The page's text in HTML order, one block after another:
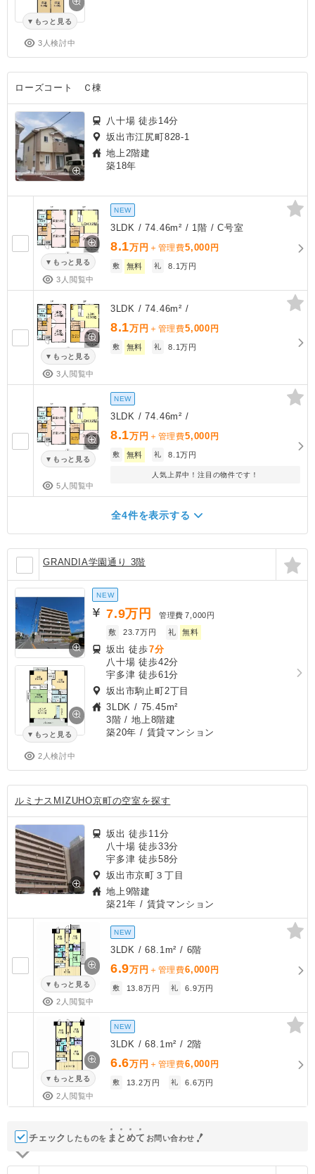
もっと見る
3人検討中
ローズコート Ｃ棟
八十場 徒歩14分
坂出市江尻町828-1
地上2階建
築18年
もっと見る
3人閲覧中
NEW
3LDK / 74.46m² / 1階 / C号室
8.1万円 ＋管理費5,000 円
敷 無料 礼 8.1万円
もっと見る
3人閲覧中
3LDK / 74.46m² /
8.1万円 ＋管理費5,000 円
敷 無料 礼 8.1万円
もっと見る
5人閲覧中
NEW
3LDK / 74.46m² /
8.1万円 ＋管理費5,000 円
敷 無料 礼 8.1万円
人気上昇中！注目の物件です！
全4件を表示する
GRANDIA学園通り 3階
もっと見る
2人検討中
NEW
7.9万円 管理費 7,000円
敷
23.7万円 礼 無料
坂出 徒歩7分
八十場 徒歩42分
宇多津 徒歩61分
坂出市駒止町2丁目
3LDK / 75.45m²
3階 / 地上8階建
築20年 / 賃貸マンション
ルミナスMIZUHO京町の空室を探す
坂出 徒歩11分
八十場 徒歩33分
宇多津 徒歩58分
坂出市京町３丁目
地上9階建
築21年 / 賃貸マンション
もっと見る
2人閲覧中
NEW
3LDK / 68.1m² / 6階
6.9万円 ＋管理費6,000 円
敷 13.8万円 礼 6.9万円
もっと見る
2人閲覧中
NEW
3LDK / 68.1m² / 2階
6.6万円 ＋管理費6,000 円
敷 13.2万円 礼 6.6万円
チェック したものを ま と めて お問い合わせ